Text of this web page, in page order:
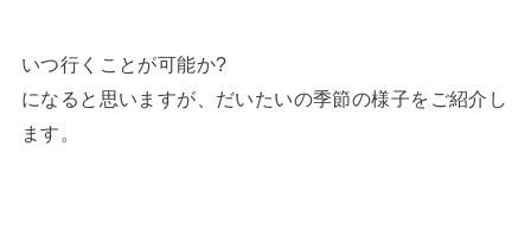
いつ行くことが可能か?
になると思いますが、だいたいの季節の様子をご紹介し
ます。